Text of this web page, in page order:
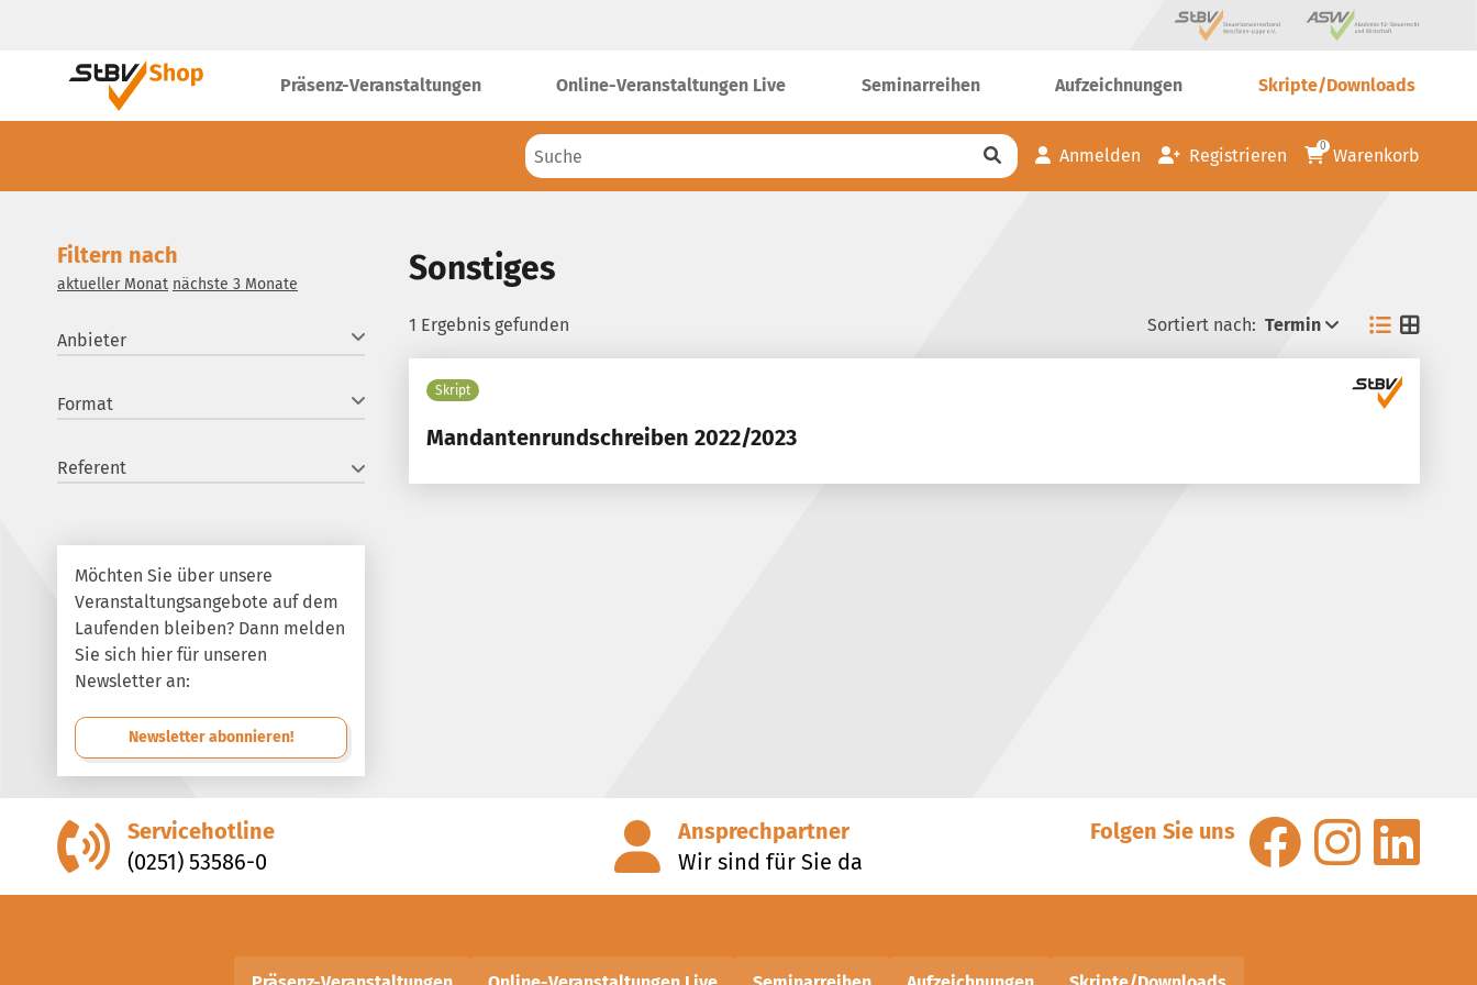
Präsenz-Veranstaltungen Online-Veranstaltungen Live Seminarreihen Aufzeichnungen Skripte/Downloads
Anmelden Registrieren 0 Warenkorb
Filtern nach
aktueller Monat nächste 3 Monate
Anbieter
Format
Referent
Möchten Sie über unsere
Veranstaltungsangebote auf dem
Laufenden bleiben? Dann melden
Sie sich hier für unseren
Newsletter an:
Newsletter abonnieren!
Sonstiges
1 Ergebnis gefunden Sortiert nach: Termin
Skript
Mandantenrundschreiben 2022/2023
Servicehotline
(0251) 53586-0
Ansprechpartner
Wir sind für Sie da
Folgen Sie uns